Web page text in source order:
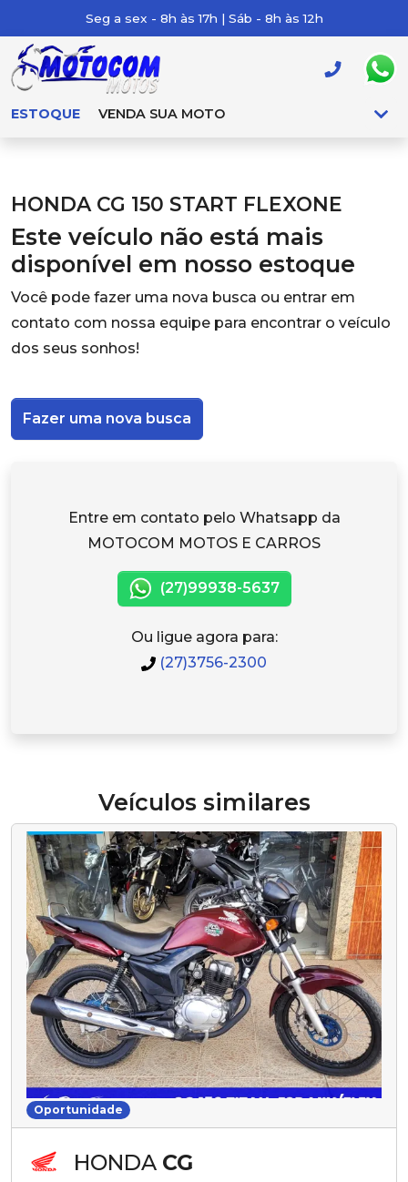
Seg a sex - 8h às 17h | Sáb - 8h às 12h
ESTOQUE VENDA SUA MOTO
HONDA CG 150 START FLEXONE
Este veículo não está mais
disponível em nosso estoque
Você pode fazer uma nova busca ou entrar em
contato com nossa equipe para encontrar o veículo
dos seus sonhos!
Fazer uma nova busca
Entre em contato pelo Whatsapp da
MOTOCOM MOTOS E CARROS
(27)99938-5637
Ou ligue agora para:
(27)3756-2300
Veículos similares
Oportunidade
HONDA CG